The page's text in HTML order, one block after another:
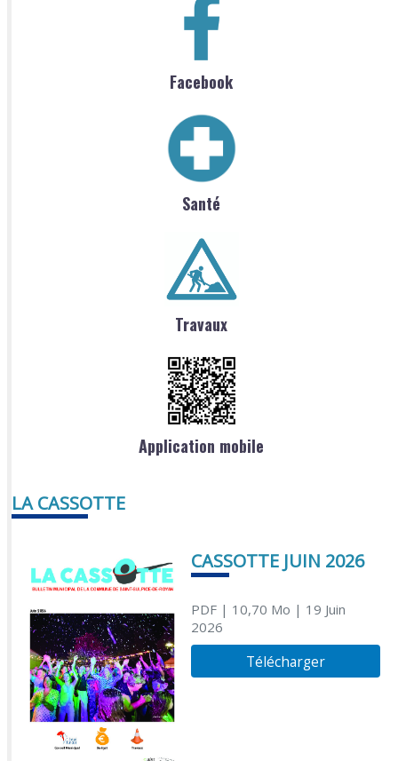
Facebook
Santé
Travaux
Application mobile
LA CASSOTTE
CASSOTTE JUIN 2026
PDF| 10,70 Mo | 19 Juin
2026
Télécharger